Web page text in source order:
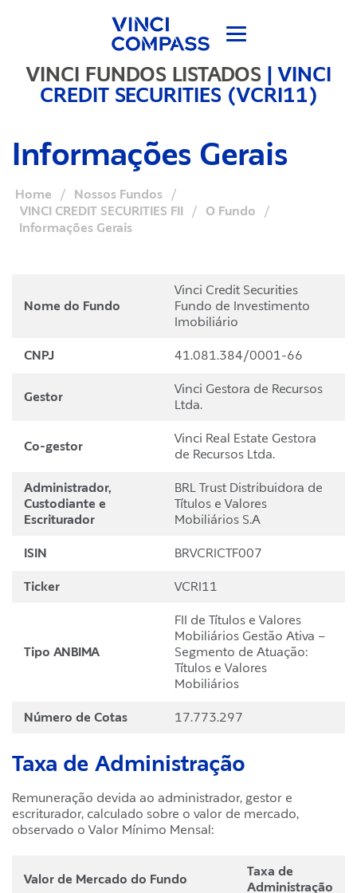
VINCI FUNDOS LISTADOS |VINCI
CREDIT SECURITIES (VCRI11)
Informações Gerais
Home / Nossos Fundos
/
VINCI CREDIT SECURITIES FII
/ O Fundo
/
Informações Gerais
Nome do Fundo
Vinci Credit Securities
Fundo de Investimento
Imobiliário
CNPJ 41.081.384/0001-66
Gestor
Vinci Gestora de Recursos
Ltda.
Co-gestor
Vinci Real Estate Gestora
de Recursos Ltda.
Administrador,
Custodiante e
Escriturador
BRL Trust Distribuidora de
Títulos e Valores
Mobiliários S.A
ISIN BRVCRICTF007
Ticker VCRI11
Tipo ANBIMA
FII de Títulos e Valores
Mobiliários Gestão Ativa –
Segmento de Atuação:
Títulos e Valores
Mobiliários
Número de Cotas 17.773.297
Taxa de Administração
Remuneração devida ao administrador, gestor e
escriturador, calculado sobre o valor de mercado,
observado o Valor Mínimo Mensal:
Valor de Mercado do Fundo
Taxa de
Administração